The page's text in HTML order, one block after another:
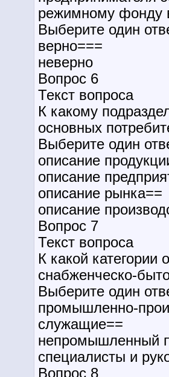
режимному фонду
Выберите один
верно===
неверно
Вопрос 6
Текст вопроса
К какому
основных
Выберите один
описание
описание
описание рынка==
описание
Вопрос 7
Текст вопроса
К какой
снабженческо-
Выберите один
промышленно-
служащие==
непромышленный
специалисты и
Вопрос 8